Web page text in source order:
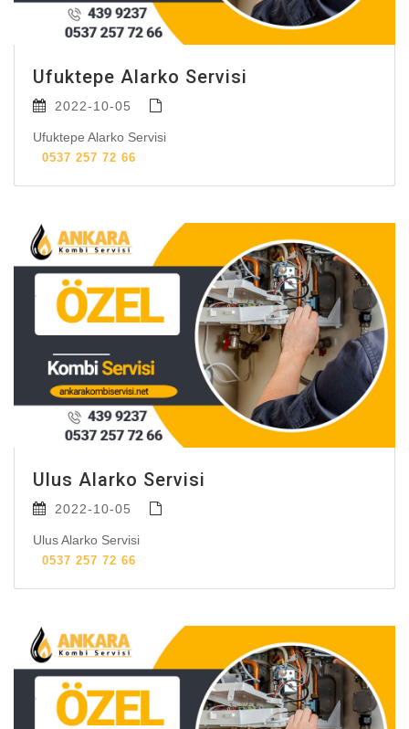
Ufuktepe Alarko Servisi
2022-10-05
Ufuktepe Alarko Servisi
0537 257 72 66
Ulus Alarko Servisi
2022-10-05
Ulus Alarko Servisi
0537 257 72 66